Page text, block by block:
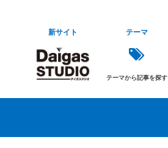
新サイト テーマ
テーマから記事を探す